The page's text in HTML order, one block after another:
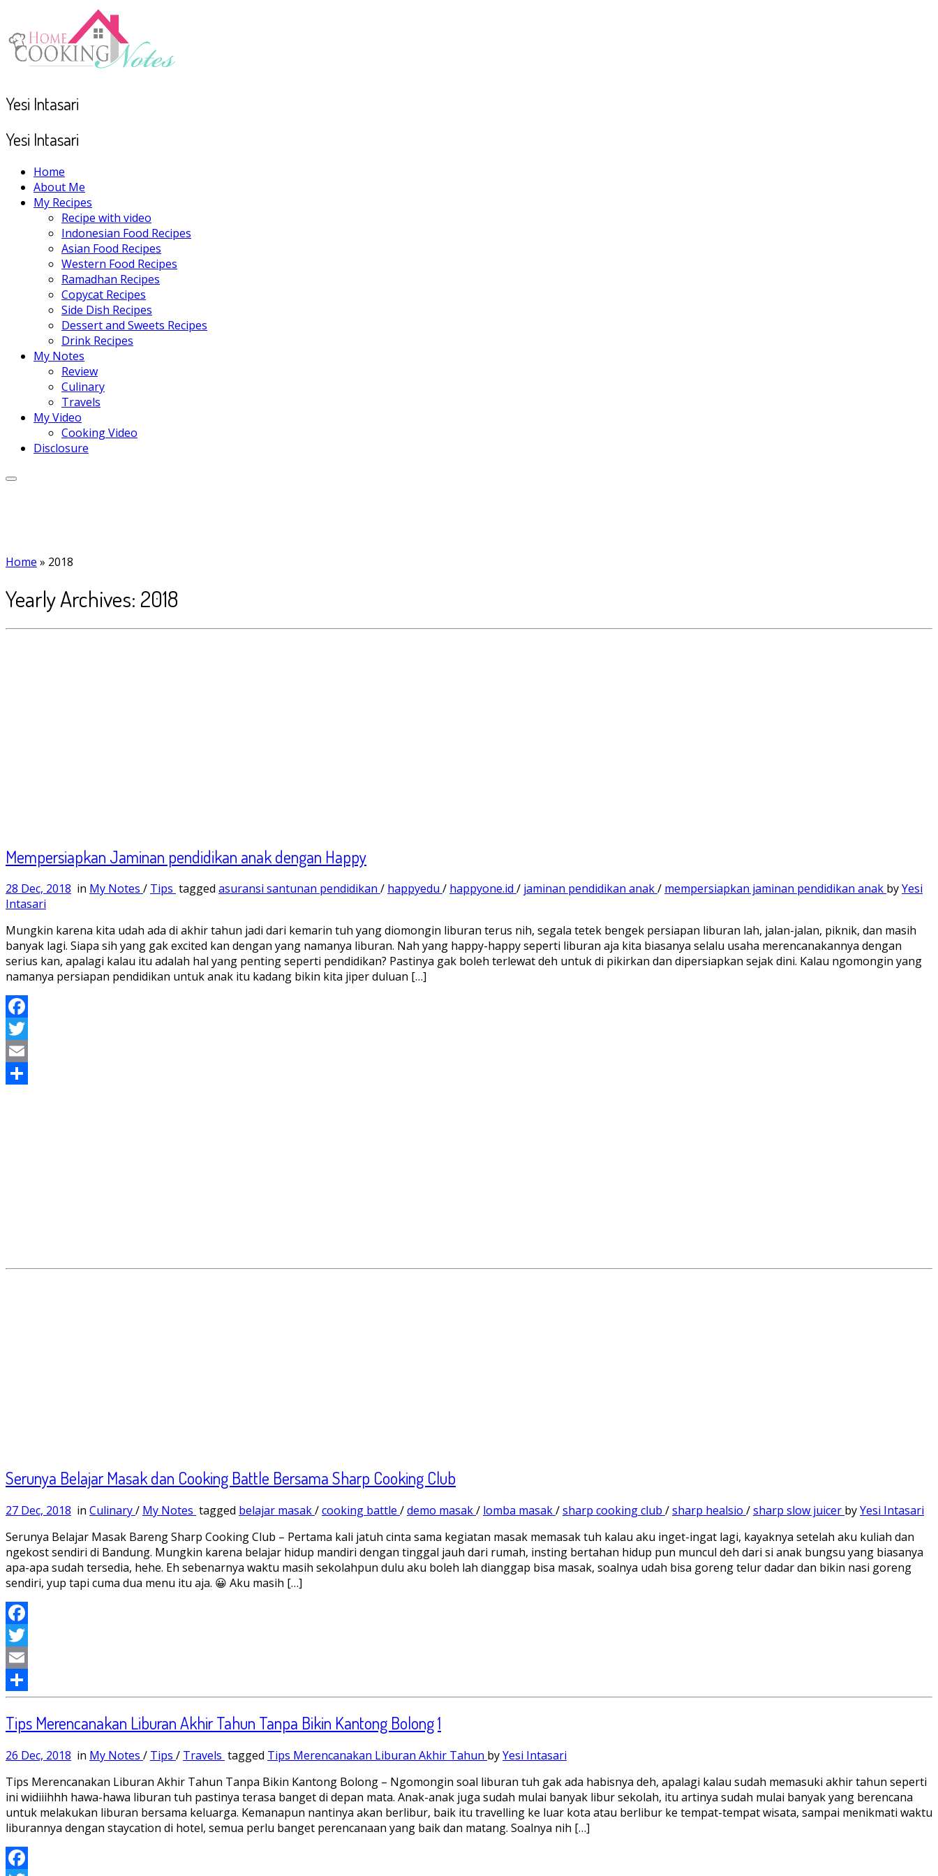
Yesi Intasari
Yesi Intasari
Home
About Me
My Recipes
Recipe with video
Indonesian Food Recipes
Asian Food Recipes
Western Food Recipes
Ramadhan Recipes
Copycat Recipes
Side Dish Recipes
Dessert and Sweets Recipes
Drink Recipes
My Notes
Review
Culinary
Travels
My Video
Cooking Video
Disclosure
Home » 2018
Yearly Archives: 2018
Mempersiapkan Jaminan pendidikan anak dengan Happy
28 Dec, 2018 in My Notes / Tips tagged asuransi santunan pendidikan / happyedu / happyone.id / jaminan pendidikan anak/ mempersiapkan jaminan pendidikan anak byYesi
Intasari
Mungkin karena kita udah ada di akhir tahun jadi dari kemarin tuh yang diomongin liburan terus nih, segala tetek bengek persiapan liburan lah, jalan-jalan, piknik, dan masih
banyak lagi. Siapa sih yang gak excited kan dengan yang namanya liburan. Nah yang happy-happy seperti liburan aja kita biasanya selalu usaha merencanakannya dengan
serius kan, apalagi kalau itu adalah hal yang penting seperti pendidikan? Pastinya gak boleh terlewat deh untuk di pikirkan dan dipersiapkan sejak dini. Kalau ngomongin yang
namanya persiapan pendidikan untuk anak itu kadang bikin kita jiper duluan […]
Facebook
Twitter
Email
Serunya Belajar Masak dan Cooking Battle Bersama Sharp Cooking Club
27 Dec, 2018 in Culinary/ My Notes tagged belajar masak/cooking battle /demo masak/ lomba masak/sharp cooking club /sharp healsio /sharp slow juicer byYesi Intasari
Serunya Belajar Masak Bareng Sharp Cooking Club – Pertama kali jatuh cinta sama kegiatan masak memasak tuh kalau aku inget-ingat lagi, kayaknya setelah aku kuliah dan
ngekost sendiri di Bandung. Mungkin karena belajar hidup mandiri dengan tinggal jauh dari rumah, insting bertahan hidup pun muncul deh dari si anak bungsu yang biasanya
apa-apa sudah tersedia, hehe. Eh sebenarnya waktu masih sekolahpun dulu aku boleh lah dianggap bisa masak, soalnya udah bisa goreng telur dadar dan bikin nasi goreng
sendiri, yup tapi cuma dua menu itu aja. 😀 Aku masih […]
Facebook
Twitter
Email
Share
Tips Merencanakan Liburan Akhir Tahun Tanpa Bikin Kantong Bolong1
26 Dec, 2018 in My Notes / Tips / Travels tagged Tips Merencanakan Liburan Akhir Tahun byYesi Intasari
Tips Merencanakan Liburan Akhir Tahun Tanpa Bikin Kantong Bolong – Ngomongin soal liburan tuh gak ada habisnya deh, apalagi kalau sudah memasuki akhir tahun seperti
ini widiiihhh hawa-hawa liburan tuh pastinya terasa banget di depan mata. Anak-anak juga sudah mulai banyak libur sekolah, itu artinya sudah mulai banyak yang berencana
untuk melakukan liburan bersama keluarga. Kemanapun nantinya akan berlibur, baik itu travelling ke luar kota atau berlibur ke tempat-tempat wisata, sampai menikmati waktu
liburannya dengan staycation di hotel, semua perlu banget perencanaan yang baik dan matang. Soalnya nih […]